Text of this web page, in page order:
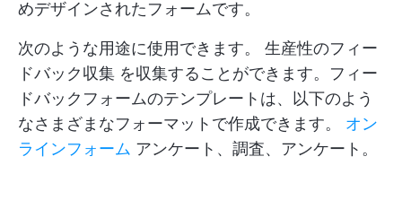
めデザインされたフォームです。
次のような用途に使用できます。 生産性のフィー
ドバック収集 を収集することができます。フィー
ドバックフォームのテンプレートは、以下のよう
なさまざまなフォーマットで作成できます。 オン
ラインフォーム アンケート、調査、アンケート。